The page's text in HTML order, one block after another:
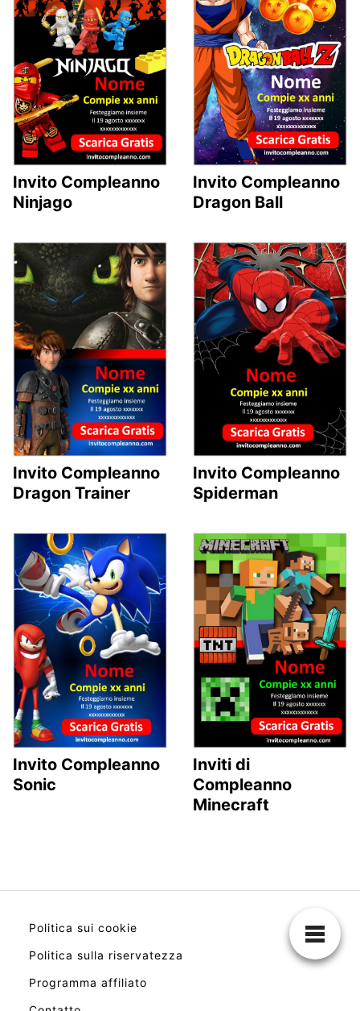
Invito Compleanno
Ninjago
Invito Compleanno
Dragon Ball
Invito Compleanno
Dragon Trainer
Invito Compleanno
Spiderman
Invito Compleanno
Sonic
Inviti di
Compleanno
Minecraft
Politica sui cookie
Politica sulla riservatezza
Programma affiliato